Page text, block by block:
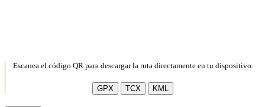
Escanea el código QR para descargar la ruta directamente en tu dispositivo.
GPX TCX KML